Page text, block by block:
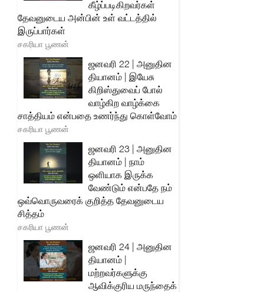
கீழ்ப்படிகிறவர்கள்
தேவனுடைய அன்பின் உள் வட்டத்தில்
இருப்பார்கள்
சகரியா பூணன்
ஜனவரி 22 | அனுதின
தியானம் | இயேசு
கிறிஸ்துவைப் போல்
வாழ்கிற வாழ்க்கை
சாத்தியம் என்பதை உணர்ந்து கொள்வோம்
சகரியா பூணன்
ஜனவரி 23 | அனுதின
தியானம் | நாம்
ஒளியாக இருக்க
வேண்டும் என்பதே நம்
ஒவ்வொருவரைக் குறித்த தேவனுடைய
சித்தம்
சகரியா பூணன்
ஜனவரி 24 | அனுதின
தியானம் |
மற்றவர்களுக்கு
ஆவிக்குரிய மருந்தைக்